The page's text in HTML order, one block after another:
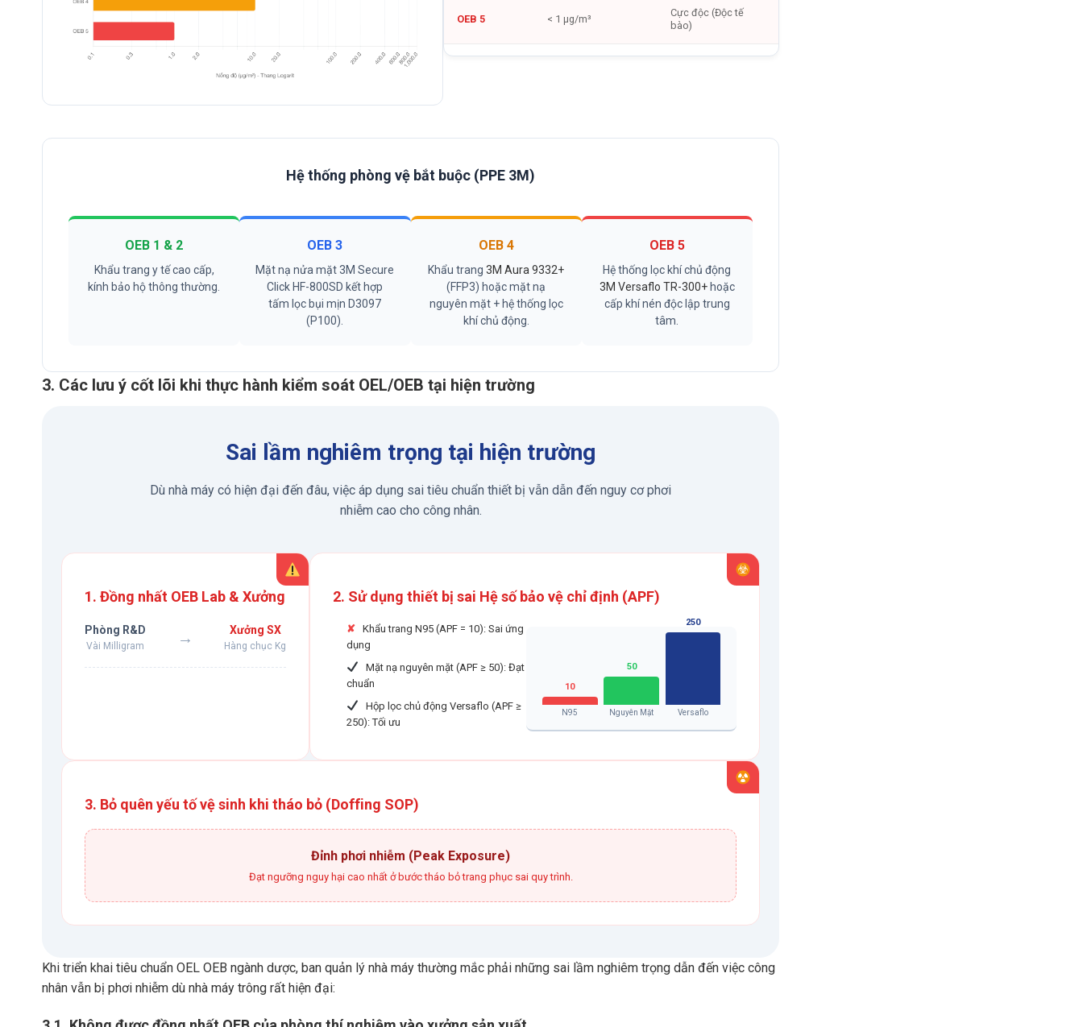
OEB 5 < 1 μg/m³
Cực độc (Độc tế
bào)
Hệ thống phòng vệ bắt buộc (PPE 3M)
OEB 1 & 2
Khẩu trang y tế cao cấp,
kính bảo hộ thông thường.
OEB 3
Mặt nạ nửa mặt 3M Secure
Click HF-800SD kết hợp
tấm lọc bụi mịn D3097
(P100).
OEB 4
Khẩu trang3M Aura 9332+
(FFP3) hoặc mặt nạ
nguyên mặt + hệ thống lọc
khí chủ động.
OEB 5
Hệ thống lọc khí chủ động
3M Versaflo TR-300+hoặc
cấp khí nén độc lập trung
tâm.
3. Các lưu ý cốt lõi khi thực hành kiểm soát OEL/OEB tại hiện trường
Sai lầm nghiêm trọng tại hiện trường
Dù nhà máy có hiện đại đến đâu, việc áp dụng sai tiêu chuẩn thiết bị vẫn dẫn đến nguy cơ phơi
nhiễm cao cho công nhân.
1. Đồng nhất OEB Lab & Xưởng
Phòng R&D
Vài Milligram → Xưởng SX
Hàng chục Kg
2. Sử dụng thiết bị sai Hệ số bảo vệ chỉ định (APF)
✘ Khẩu trang N95 (APF = 10): Sai ứng
dụng
Mặt nạ nguyên mặt (APF ≥ 50): Đạt
chuẩn
Hộp lọc chủ động Versaflo (APF ≥
250): Tối ưu
10
N95
50
Nguyên Mặt
250
Versaflo
3. Bỏ quên yếu tố vệ sinh khi tháo bỏ (Doffing SOP)
Đỉnh phơi nhiễm (Peak Exposure)
Đạt ngưỡng nguy hại cao nhất ở bước tháo bỏ trang phục sai quy trình.
Khi triển khai tiêu chuẩn OEL OEB ngành dược, ban quản lý nhà máy thường mắc phải những sai lầm nghiêm trọng dẫn đến việc công
nhân vẫn bị phơi nhiễm dù nhà máy trông rất hiện đại: